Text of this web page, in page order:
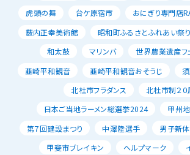
虎頭の舞
台ケ原宿市 おにぎり専門店
薮内正幸美術館
昭和町ふるさとふれあい祭り
和太鼓
マリンバ
世界農業遺産フ
韮崎平和観音
韮崎平和観音おそうじ
北杜市フラダンス
北杜市制２
日本ご当地ラーメン総選挙2024
甲州
第７回建設まつり
中澤陸選手 男子新
甲斐市ブレイキン
ヘルプマーク